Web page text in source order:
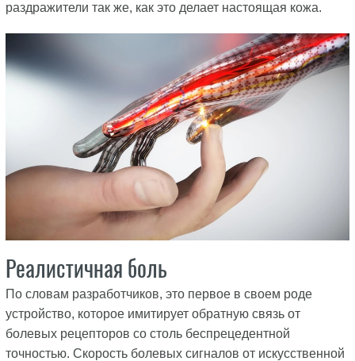
раздражители так же, как это делает настоящая кожа.
Реалистичная боль
По словам разработчиков, это первое в своем роде
устройство, которое имитирует обратную связь от
болевых рецепторов со столь беспрецедентной
точностью. Скорость болевых сигналов от искусственной